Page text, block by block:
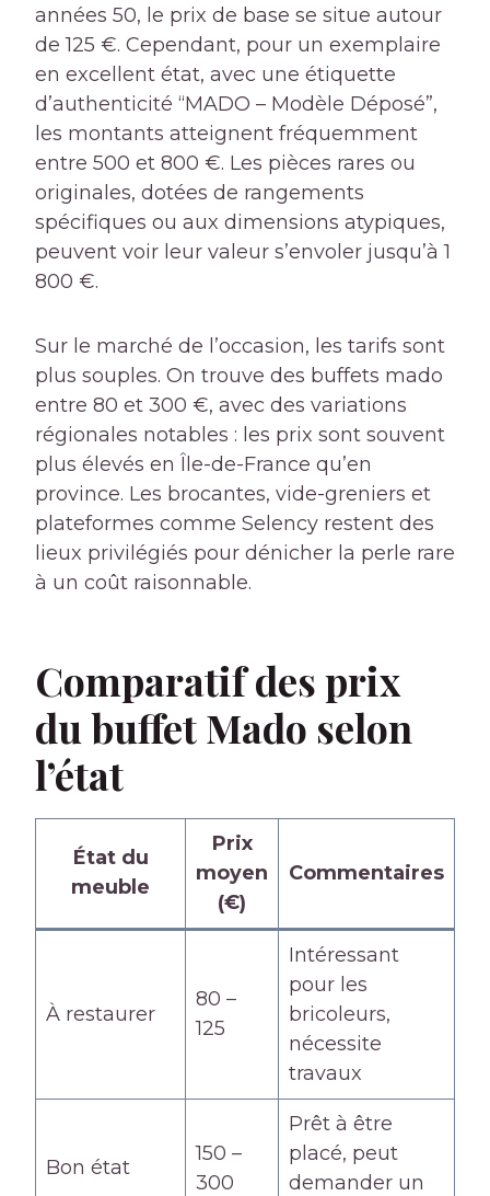
années 50, le prix de base se situe autour
de 125 €. Cependant, pour un exemplaire
en excellent état, avec une étiquette
d’authenticité “MADO – Modèle Déposé”,
les montants atteignent fréquemment
entre 500 et 800 €. Les pièces rares ou
originales, dotées de rangements
spécifiques ou aux dimensions atypiques,
peuvent voir leur valeur s’envoler jusqu’à 1
800 €.
Sur le marché de l’occasion, les tarifs sont
plus souples. On trouve des buffets mado
entre 80 et 300 €, avec des variations
régionales notables : les prix sont souvent
plus élevés en Île-de-France qu’en
province. Les brocantes, vide-greniers et
plateformes comme Selency restent des
lieux privilégiés pour dénicher la perle rare
à un coût raisonnable.
Comparatif des prix
du buffet Mado selon
l’état
État du
meuble
Prix
moyen
(€)
Commentaires
À restaurer
80 –
125
Intéressant
pour les
bricoleurs,
nécessite
travaux
Bon état
150 –
300
Prêt à être
placé, peut
demander un